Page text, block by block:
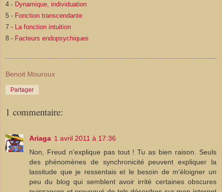
4 - Dynamique, individuation
5 - Fonction transcendante
7 - La fonction intuition
8 - Facteurs endopsychiques
Benoit Mouroux
Partager
1 commentaire:
Ariaga 1 avril 2011 à 17:36
Non, Freud n'explique pas tout ! Tu as bien raison. Seuls
des phénomènes de synchronicité peuvent expliquer la
lassitude que je ressentais et le besoin de m'éloigner un
peu du blog qui semblent avoir irrité certaines obscures